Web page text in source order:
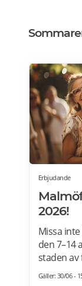
Erbjudande
2026!
Missa
den 7–14
staden
artister.
Gäller: 30/06 -